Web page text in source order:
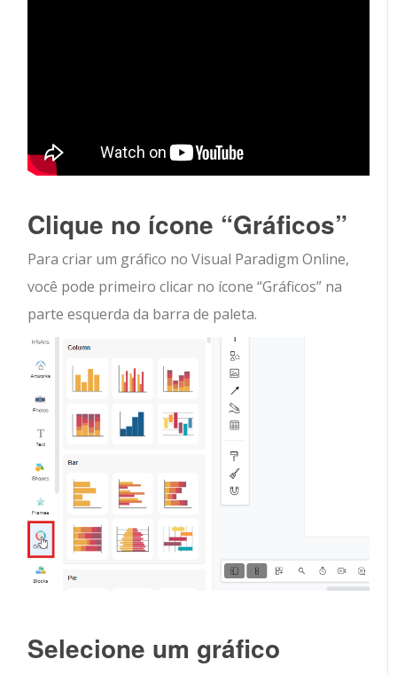
Clique no ícone “Gráficos”
Para criar um gráfico no Visual Paradigm Online,
você pode primeiro clicar no ícone “Gráficos” na
parte esquerda da barra de paleta.
Selecione um gráfico